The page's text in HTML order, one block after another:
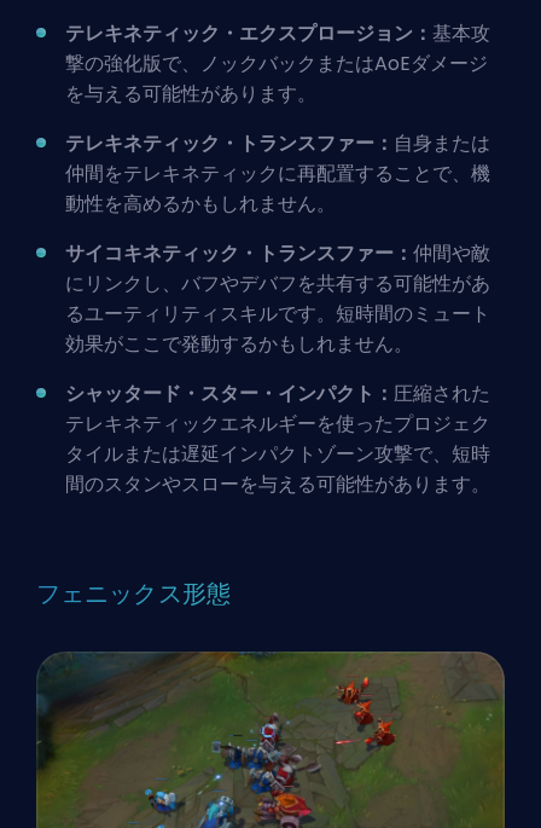
テレキネティック・エクスプロージョン： 基本攻
撃の強化版で、ノックバックまたはAoEダメージ
を与える可能性があります。
テレキネティック・トランスファー： 自身または
仲間をテレキネティックに再配置することで、機
動性を高めるかもしれません。
サイコキネティック・トランスファー： 仲間や敵
にリンクし、バフやデバフを共有する可能性があ
るユーティリティスキルです。短時間のミュート
効果がここで発動するかもしれません。
シャッタード・スター・インパクト： 圧縮された
テレキネティックエネルギーを使ったプロジェク
タイルまたは遅延インパクトゾーン攻撃で、短時
間のスタンやスローを与える可能性があります。
フェニックス形態